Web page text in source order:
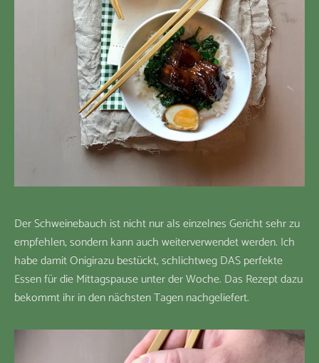
Der Schweinebauch ist nicht nur als einzelnes Gericht sehr zu
empfehlen, sondern kann auch weiterverwendet werden. Ich
habe damit Onigirazu bestückt, schlichtweg DAS perfekte
Essen für die Mittagspause unter der Woche. Das Rezept dazu
bekommt ihr in den nächsten Tagen nachgeliefert.